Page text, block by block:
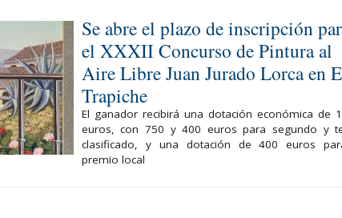
Se abre el plazo de inscripción
el XXXII Concurso de Pintura al
Aire Libre Juan Jurado Lorca en
Trapiche
El ganador recibirá una dotación económica de
euros, con 750 y 400 euros para segundo y
clasificado, y una dotación de 400 euros
premio local